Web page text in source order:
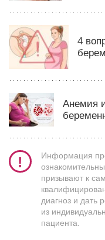
4
Анемия
Информация
призывают к
диагноз и дать
из
пациента.